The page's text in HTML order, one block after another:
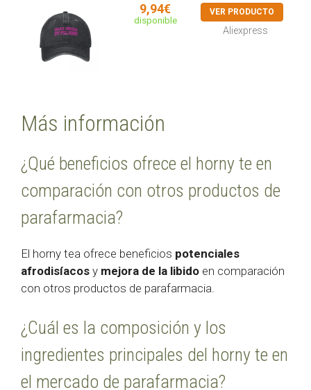
9,94€
disponible
VER PRODUCTO
Aliexpress
Más información
¿Qué beneficios ofrece el horny te en
comparación con otros productos de
parafarmacia?
El horny tea ofrece beneficios potenciales
afrodisíacos y mejora de la libido en comparación
con otros productos de parafarmacia.
¿Cuál es la composición y los
ingredientes principales del horny te en
el mercado de parafarmacia?